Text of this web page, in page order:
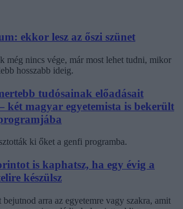
ekkor lesz az őszi szünet
még nincs vége, már most lehet tudni, mikor
hosszabb ideig.
tudósainak előadásait
két magyar egyetemista is bekerült
ki őket a genfi programba.
is kaphatsz, ha egy évig a
készülsz
arra az egyetemre vagy szakra, amit